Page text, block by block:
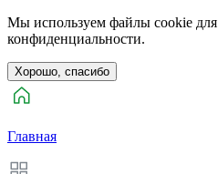
Мы используем файлы cookie для
конфиденциальности.
Хорошо, спасибо
Главная